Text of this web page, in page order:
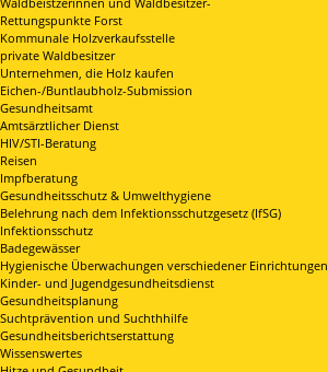
Rettungspunkte Forst
Kommunale Holzverkaufsstelle
private Waldbesitzer
Unternehmen, die Holz kaufen
Eichen-/Buntlaubholz-Submission
Gesundheitsamt
Amtsärztlicher Dienst
HIV/STI-Beratung
Reisen
Impfberatung
Gesundheitsschutz & Umwelthygiene
Belehrung nach dem Infektionsschutzgesetz (IfSG)
Infektionsschutz
Badegewässer
Hygienische Überwachungen verschiedener Einrichtungen
Kinder- und Jugendgesundheitsdienst
Gesundheitsplanung
Suchtprävention und Suchthhilfe
Gesundheitsberichtserstattung
Wissenswertes